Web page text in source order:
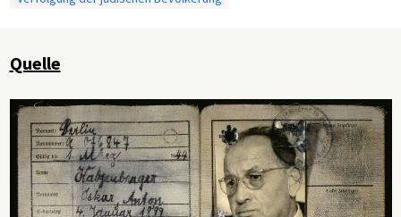
Quelle